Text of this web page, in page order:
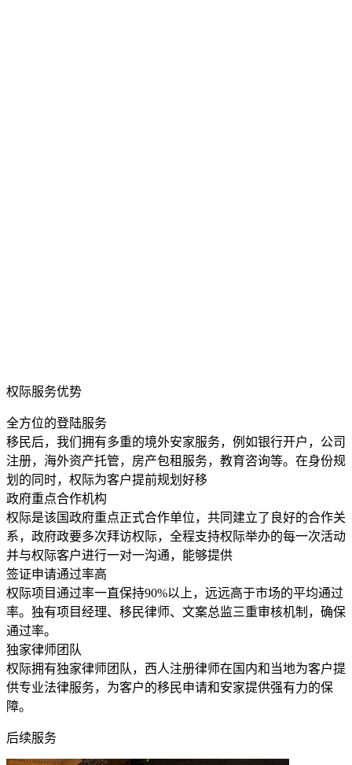
权际服务优势
全方位的登陆服务
移民后，我们拥有多重的境外安家服务，例如银行开户，公司
注册，海外资产托管，房产包租服务，教育咨询等。在身份规
划的同时，权际为客户提前规划好移
政府重点合作机构
权际是该国政府重点正式合作单位，共同建立了良好的合作关
系，政府政要多次拜访权际，全程支持权际举办的每一次活动
并与权际客户进行一对一沟通，能够提供
签证申请通过率高
权际项目通过率一直保持90%以上，远远高于市场的平均通过
率。独有项目经理、移民律师、文案总监三重审核机制，确保
通过率。
独家律师团队
权际拥有独家律师团队，西人注册律师在国内和当地为客户提
供专业法律服务，为客户的移民申请和安家提供强有力的保
障。
后续服务